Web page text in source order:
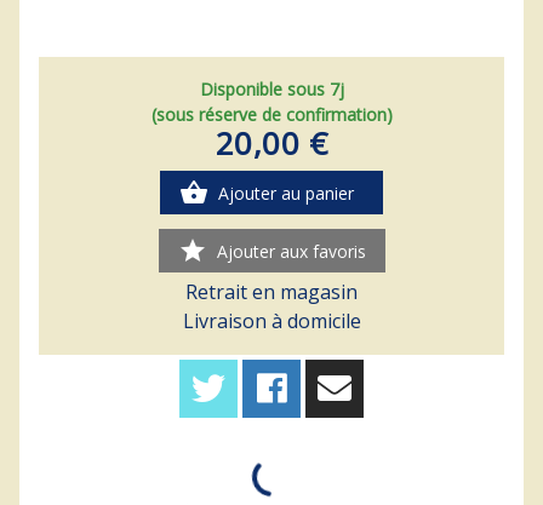
Disponible sous 7j
(sous réserve de confirmation)
20,00 €
shopping_basket Ajouter au panier
star Ajouter aux favoris
Retrait en magasin
Livraison à domicile